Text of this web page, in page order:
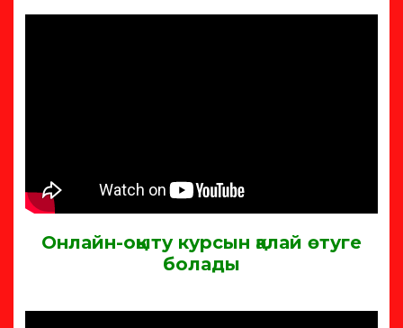
Онлайн-оқыту курсын қалай өтуге
болады